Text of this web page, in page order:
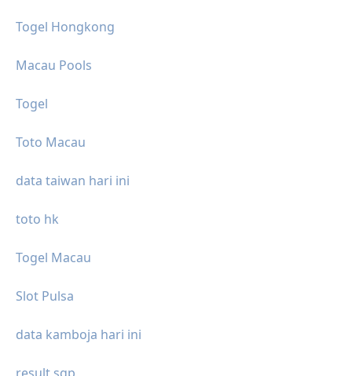
Togel Hongkong
Macau Pools
Togel
Toto Macau
data taiwan hari ini
toto hk
Togel Macau
Slot Pulsa
data kamboja hari ini